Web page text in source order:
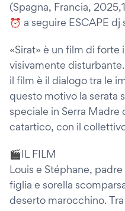
(Spagna, Francia,
⏰ a seguire ESCAPE dj
«Sirat» è un film di
visivamente
il film è il dialogo tra le
questo motivo la serata
speciale in Serra
catartico, con il
🎬IL FILM
Louis e Stéphane,
figlia e sorella
deserto marocchino.